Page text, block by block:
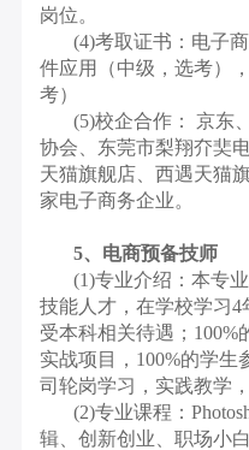
岗位。
(4)考取证书：电子
件应用（中级，选考）
考）
(5)校企合作： 京东
协会、东莞市梨翔夰奜
天猫旗舰店、西遇天猫
家电子商务企业。
5、电商预备技师
(1)专业介绍：本专
技能人才，在学校学习
受本科相关待遇；100%
实战项目，100%的学生
司轮岗学习，实践教学
(2)专业课程：
辑、创新创业、职场小